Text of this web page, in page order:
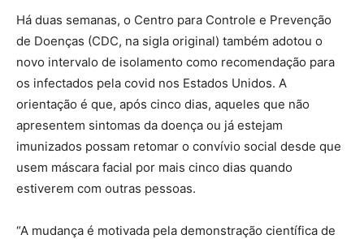
Há duas semanas, o Centro para Controle e Prevenção
de Doenças (CDC, na sigla original) também adotou o
novo intervalo de isolamento como recomendação para
os infectados pela covid nos Estados Unidos. A
orientação é que, após cinco dias, aqueles que não
apresentem sintomas da doença ou já estejam
imunizados possam retomar o convívio social desde que
usem máscara facial por mais cinco dias quando
estiverem com outras pessoas.
“A mudança é motivada pela demonstração científica de